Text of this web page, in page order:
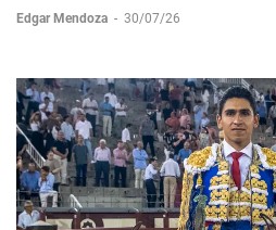
Edgar Mendoza - 30/07/26